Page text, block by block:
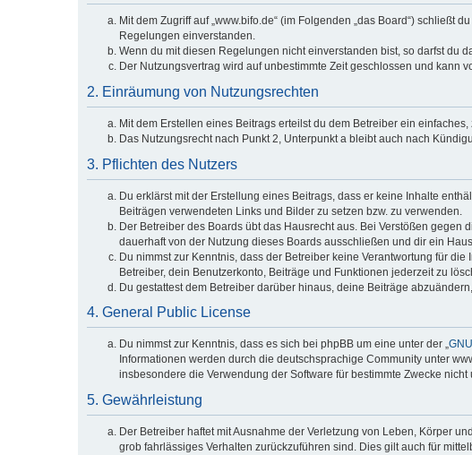
Mit dem Zugriff auf „www.bifo.de“ (im Folgenden „das Board“)
Regelungen einverstanden.
Wenn du mit diesen Regelungen nicht einverstanden bist, so darfst du
Der Nutzungsvertrag wird auf unbestimmte Zeit geschlossen und
2. Einräumung von Nutzungsrechten
Mit dem Erstellen eines Beitrags erteilst du dem Betreiber ein
Das Nutzungsrecht nach Punkt 2, Unterpunkt a bleibt auch nach
3. Pflichten des Nutzers
Du erklärst mit der Erstellung eines Beitrags, dass er keine Inhalte
Beiträgen verwendeten Links und Bilder zu setzen bzw. zu verwenden.
Der Betreiber des Boards übt das Hausrecht aus. Bei Verstößen
dauerhaft von der Nutzung dieses Boards ausschließen und dir ein
Du nimmst zur Kenntnis, dass der Betreiber keine Verantwortung für
Betreiber, dein Benutzerkonto, Beiträge und Funktionen jederzeit zu
Du gestattest dem Betreiber darüber hinaus, deine Beiträge
4. General Public License
Du nimmst zur Kenntnis, dass es sich bei phpBB um eine unter der „
Informationen werden durch die deutschsprachige Community unter
insbesondere die Verwendung der Software für bestimmte Zwecke
5. Gewährleistung
Der Betreiber haftet mit Ausnahme der Verletzung von Leben, Körper
grob fahrlässiges Verhalten zurückzuführen sind. Dies gilt auch für